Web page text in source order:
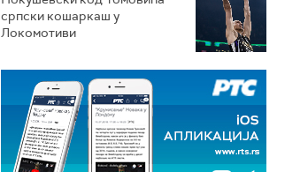
српски кошаркаш у
Локомотиви